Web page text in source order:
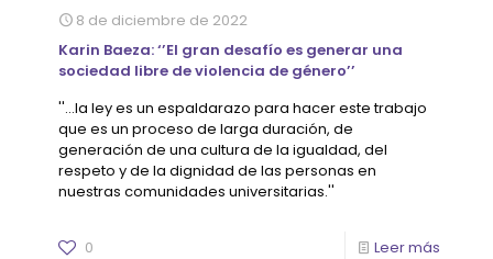
8 de diciembre de 2022
Karin Baeza: ‘’El gran desafío es generar una
sociedad libre de violencia de género’’
''...la ley es un espaldarazo para hacer este trabajo
que es un proceso de larga duración, de
generación de una cultura de la igualdad, del
respeto y de la dignidad de las personas en
nuestras comunidades universitarias.''
0 Leer más